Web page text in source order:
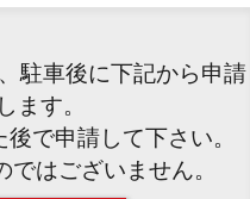
駐車後に下記から申請
ます。
で申請して下さい。
はございません。